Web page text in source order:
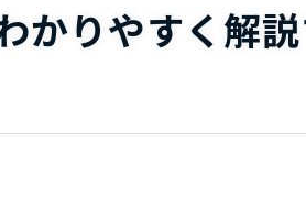
修
AI顧
かりやすく解